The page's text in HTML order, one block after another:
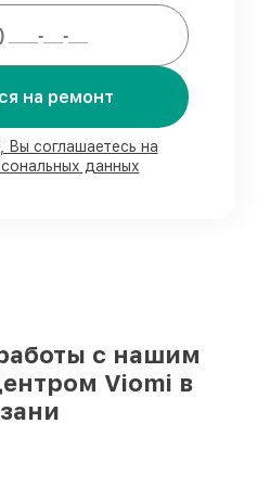
с
присутствия
готовы к установке в
на ремонт
Вы соглашаетесь на
данных
с нашим
Viomi в